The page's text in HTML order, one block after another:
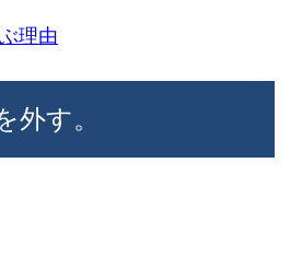
理由
す。